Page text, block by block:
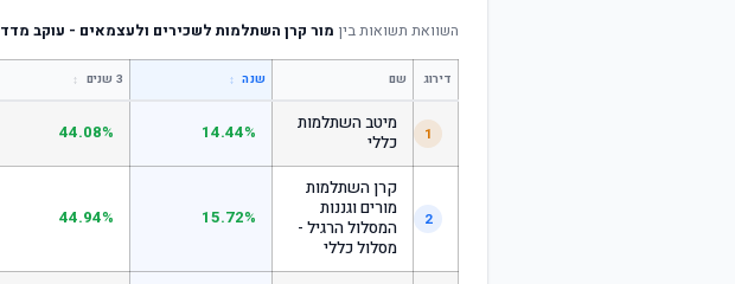
השוואת תשואות בין מור קרן השתלמות לשכירים ולעצמאים - עוקב מדד S&P 500
דירוג שם שנה ↕ 3 שנים ↕
1
מיטב השתלמות
כללי
14.44%
44.08%
2
קרן השתלמות
מורים וגננות
המסלול הרגיל -
מסלול כללי
15.72%
44.94%